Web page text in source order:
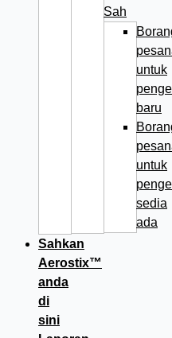
Sah
untuk
baru
untuk
sedia
ada
Sahkan
Aerostix™
anda
di
sini